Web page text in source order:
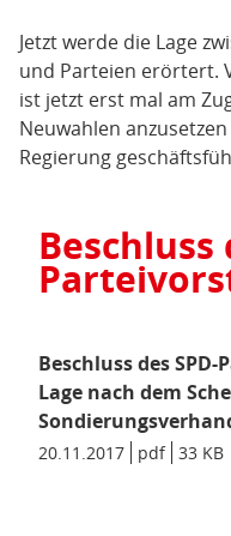
Jetzt werde die Lage
und Parteien erörtert.
ist jetzt erst mal am
Neuwahlen
Regierung
Beschluss
Beschluss des
Lage nach dem
Metadaten:
Datum/Gültigkeit:
20.11.2017 Dateiformat:
pdf 33 KB